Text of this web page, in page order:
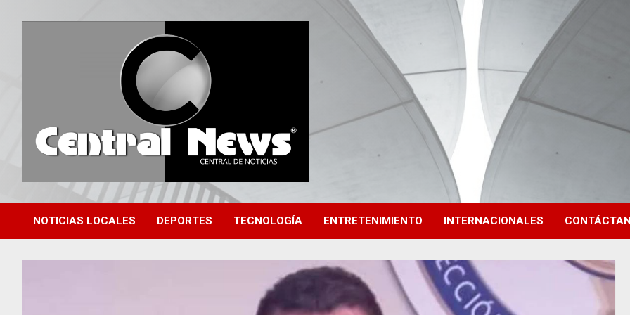
Central News HN
Central de Noticias
NOTICIAS LOCALES DEPORTES TECNOLOGÍA ENTRETENIMIENTO INTERNACIONALES